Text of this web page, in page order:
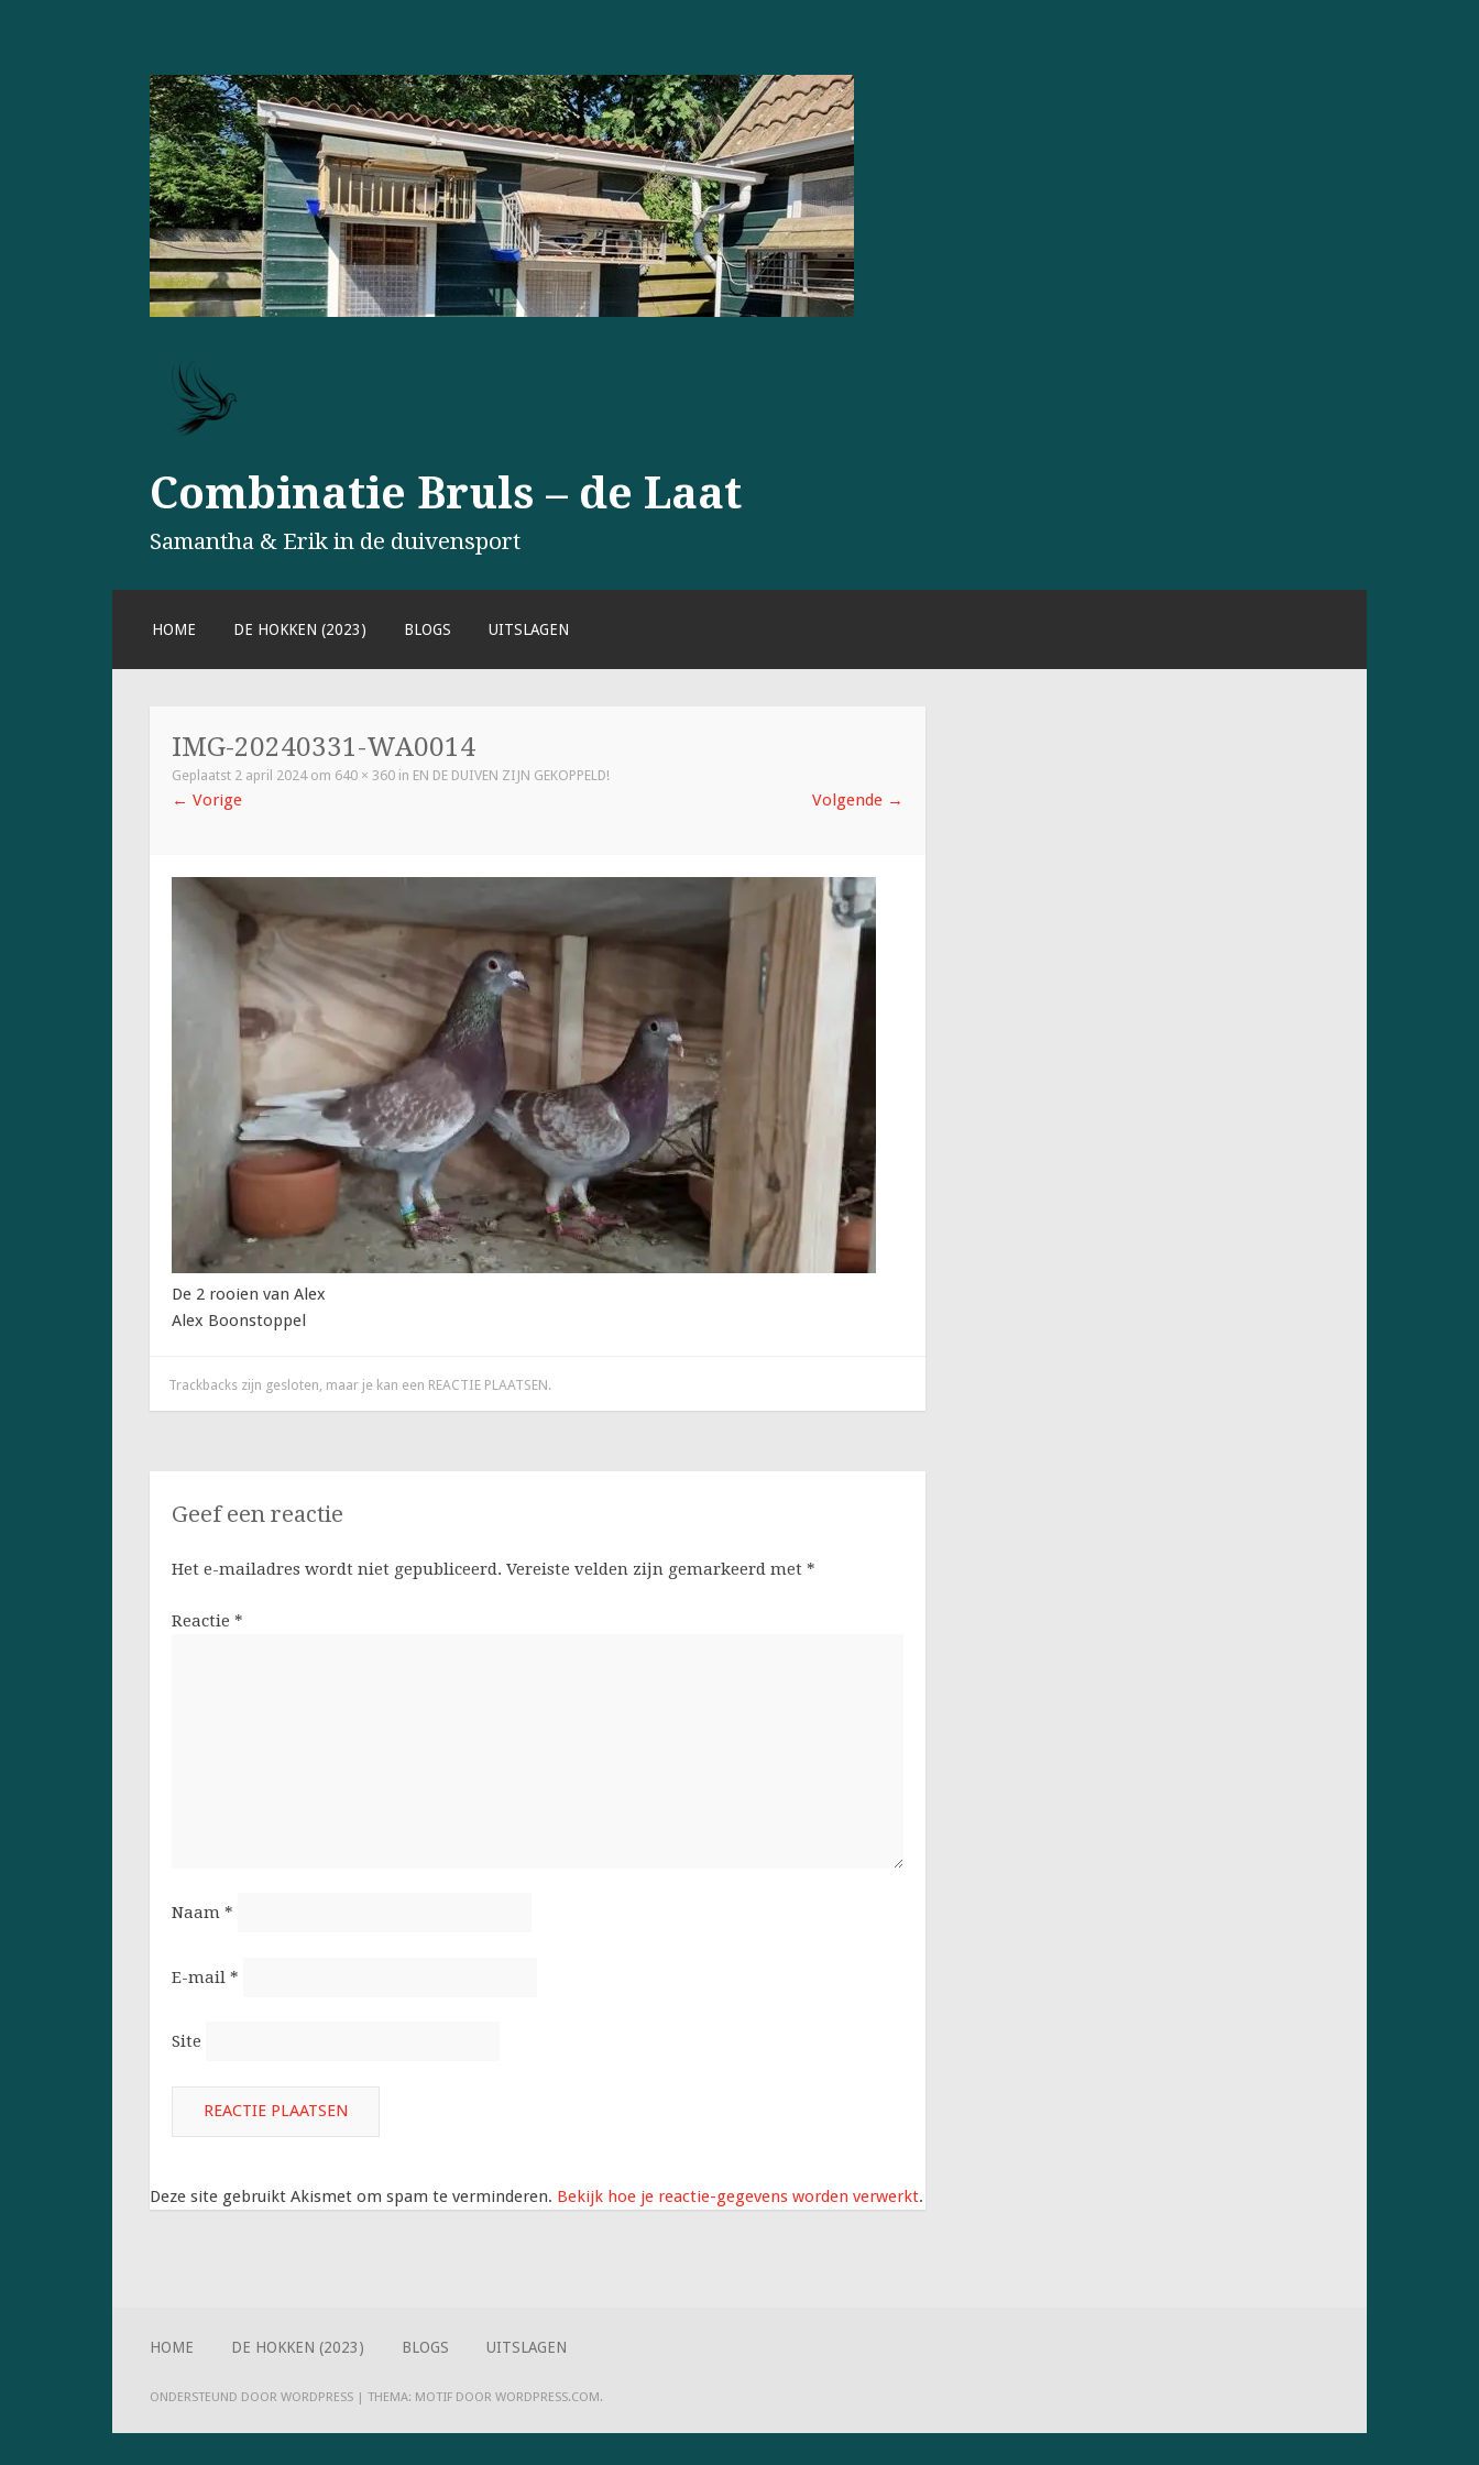
Combinatie Bruls – de Laat
Samantha & Erik in de duivensport
INHOUD
HOME DE HOKKEN (2023) BLOGS UITSLAGEN
IMG-20240331-WA0014
Geplaatst 2 april 2024om 640 × 360 in EN DE DUIVEN ZIJN GEKOPPELD!
← Vorige Volgende →
De 2 rooien van Alex
Alex Boonstoppel
Trackbacks zijn gesloten, maar je kan een REACTIE PLAATSEN.
Geef een reactie
Het e-mailadres wordt niet gepubliceerd. Vereiste velden zijn gemarkeerd met *
Reactie *
Naam *
E-mail *
Site
Deze site gebruikt Akismet om spam te verminderen. Bekijk hoe je reactie-gegevens worden verwerkt.
HOME DE HOKKEN (2023) BLOGS UITSLAGEN
ONDERSTEUND DOOR WORDPRESS | THEMA: MOTIF DOOR WORDPRESS.COM.